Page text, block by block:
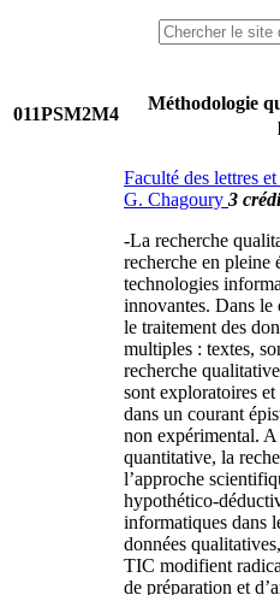
011PSM2M4
Méthodologie
Faculté des lettres
G. Chagoury 3
-La recherche
recherche en pleine
technologies
innovantes. Dans le
le traitement des
multiples : textes,
recherche
sont exploratoires
dans un courant
non expérimental.
quantitative, la
l’approche
hypothético-
informatiques dans
données
TIC modifient
de préparation et